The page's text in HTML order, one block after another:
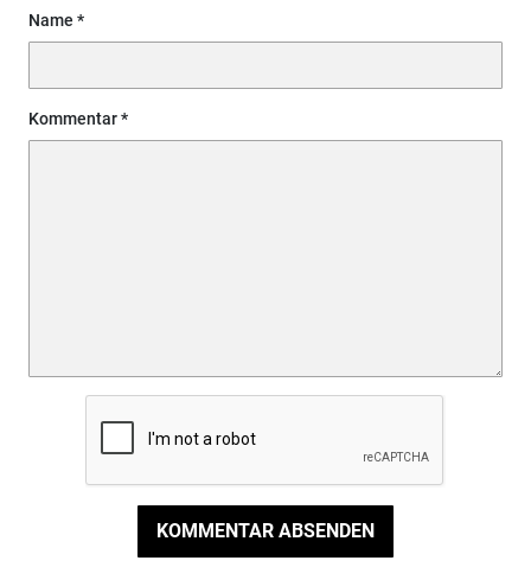
Name
Kommentar
KOMMENTAR ABSENDEN